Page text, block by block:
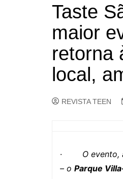
Taste
maior
retorna
local,
REVISTA TEEN
· O evento,
– o Parque